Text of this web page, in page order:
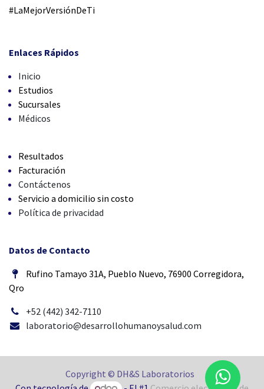
#LaMejorVersiónDeTi
Enlaces Rápidos
Inicio
Estudios
Sucursales
Médicos
Resultados
Facturación
Contáctenos
Servicio a domicilio sin costo
Política de privacidad
Datos de Contacto
Rufino Tamayo 31A, Pueblo Nuevo, 76900 Corregidora,
Qro
+52 (442) 342-7110
laboratorio@desarrollohumanoysalud.com
Copyright © DH&S Laboratorios